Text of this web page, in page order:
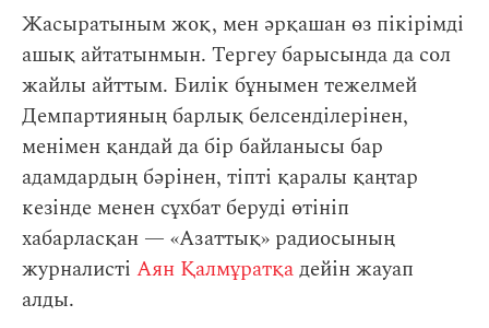
Жасыратыным жоқ, мен әрқашан өз пікірімді
ашық айтатынмын. Тергеу барысында да сол
жайлы айттым. Билік бұнымен тежелмей
Демпартияның барлық белсенділерінен,
менімен қандай да бір байланысы бар
адамдардың бәрінен, тіпті қаралы қаңтар
кезінде менен сұхбат беруді өтініп
хабарласқан — «Азаттық» радиосының
журналисті Аян Қалмұратқадейін жауап
алды.